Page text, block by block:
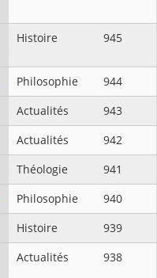
Histoire 945
Philosophie
944
Actualités
943
Actualités
942
Théologie
941
Philosophie
940
Histoire
939
Actualités 938